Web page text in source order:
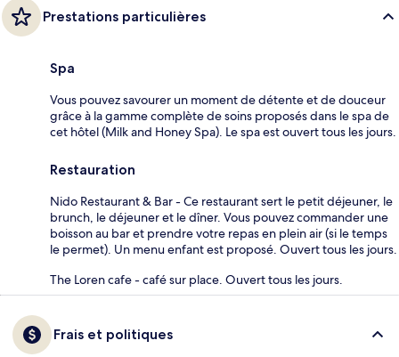
Prestations particulières
Spa
Vous pouvez savourer un moment de détente et de douceur
grâce à la gamme complète de soins proposés dans le spa de
cet hôtel (Milk and Honey Spa). Le spa est ouvert tous les jours.
Restauration
Nido Restaurant & Bar - Ce restaurant sert le petit déjeuner, le
brunch, le déjeuner et le dîner. Vous pouvez commander une
boisson au bar et prendre votre repas en plein air (si le temps
le permet). Un menu enfant est proposé. Ouvert tous les jours.
The Loren cafe - café sur place. Ouvert tous les jours.
Frais et politiques